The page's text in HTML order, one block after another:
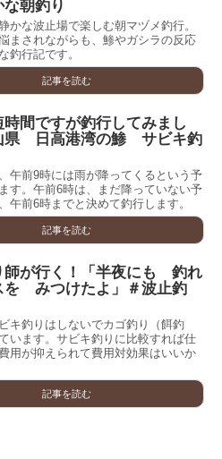
朝釣り
かな波止場で楽しむ朝マヅメ釣行。
まされながらも、鯵やガシラの反応
釣行記です。
記事を読む
間ですが釣行してみまし
県 日高港湾の鯵 サビキ釣
午前9時には雨が降ってくるという予
す。午前6時は、まだ降っていない予
午前6時までと決めて釣行します。
記事を読む
師が行く！「半夜にも 釣れ
を みつけたよ」＃波止釣
キ釣りはしないでカゴ釣り（餌釣
います。サビキ釣りに比較すれば仕
用が抑えられて費用対効果はいいか
記事を読む